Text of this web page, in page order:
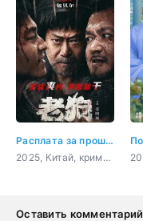
Расплата за прошлое
2025, Китай, криминал, боевик
Оставить комментарий